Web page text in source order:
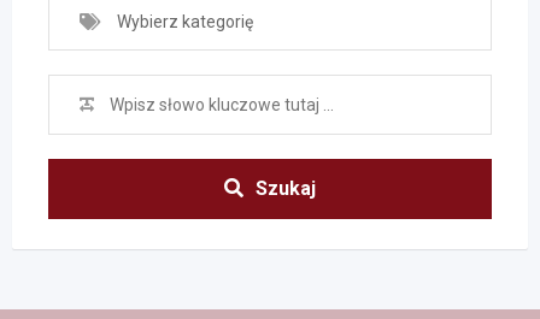
Wybierz kategorię
Szukaj